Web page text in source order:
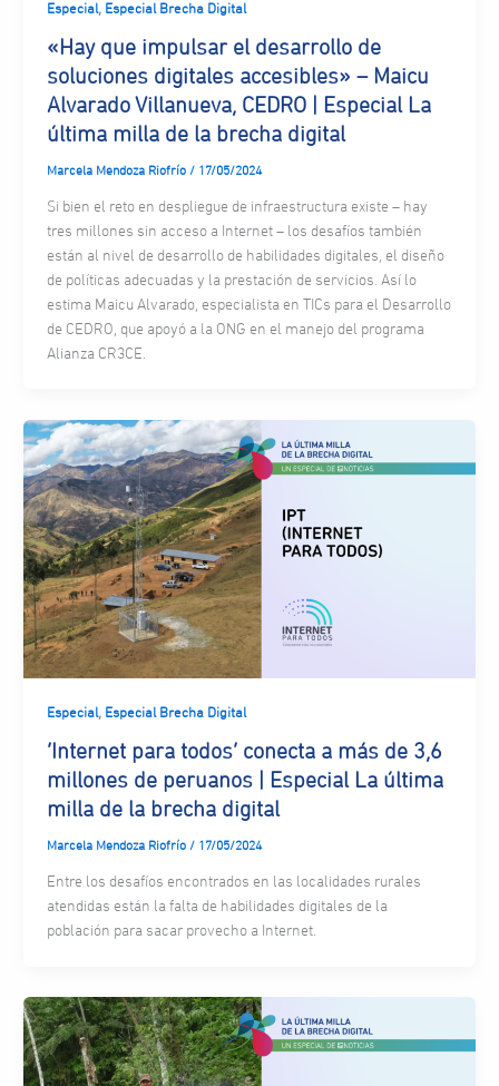
Especial, Especial Brecha Digital
«Hay que impulsar el desarrollo de
soluciones digitales accesibles» – Maicu
Alvarado Villanueva, CEDRO | Especial La
última milla de la brecha digital
Marcela Mendoza Riofrío / 17/05/2024
Si bien el reto en despliegue de infraestructura existe – hay
tres millones sin acceso a Internet – los desafíos también
están al nivel de desarrollo de habilidades digitales, el diseño
de políticas adecuadas y la prestación de servicios. Así lo
estima Maicu Alvarado, especialista en TICs para el Desarrollo
de CEDRO, que apoyó a la ONG en el manejo del programa
Alianza CR3CE.
Especial, Especial Brecha Digital
‘Internet para todos’ conecta a más de 3,6
millones de peruanos | Especial La última
milla de la brecha digital
Marcela Mendoza Riofrío / 17/05/2024
Entre los desafíos encontrados en las localidades rurales
atendidas están la falta de habilidades digitales de la
población para sacar provecho a Internet.